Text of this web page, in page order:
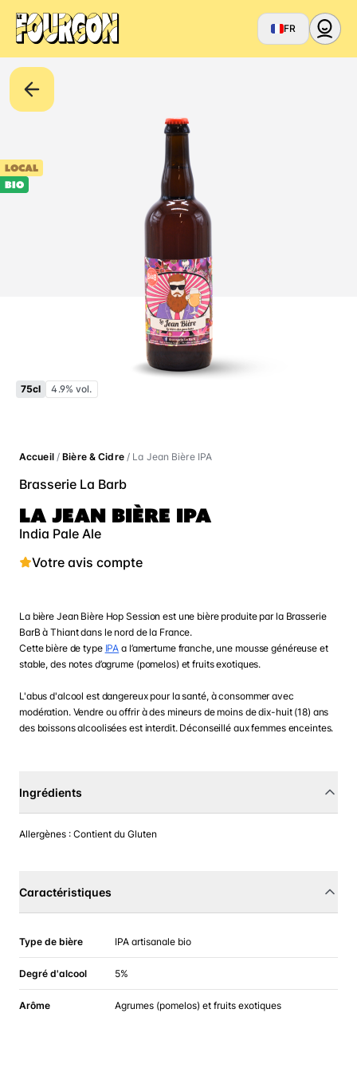
FR
LOCAL
BIO
75cl 4.9% vol.
Accueil/Bière & Cidre/ La Jean Bière IPA
Brasserie La Barb
LA JEAN BIÈRE IPA
India Pale Ale
Votre avis compte
La bière Jean Bière Hop Session est une bière produite par la Brasserie
BarB à Thiant dans le nord de la France.
Cette bière de type IPA a l’amertume franche, une mousse généreuse et
stable, des notes d’agrume (pomelos) et fruits exotiques.
L'abus d'alcool est dangereux pour la santé, à consommer avec
modération. Vendre ou offrir à des mineurs de moins de dix-huit (18) ans
des boissons alcoolisées est interdit. Déconseillé aux femmes enceintes.
Ingrédients
Allergènes : Contient du Gluten
Caractéristiques
Type de bière IPA artisanale bio
Degré d'alcool 5%
Arôme Agrumes (pomelos) et fruits exotiques